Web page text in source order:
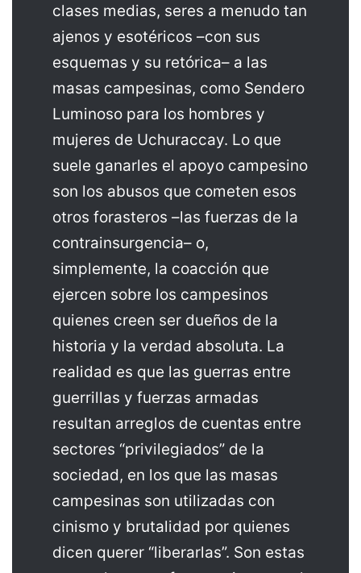
clases medias, seres a menudo tan
ajenos y esotéricos –con sus
esquemas y su retórica– a las
masas campesinas, como Sendero
Luminoso para los hombres y
mujeres de Uchuraccay. Lo que
suele ganarles el apoyo campesino
son los abusos que cometen esos
otros forasteros –las fuerzas de la
contrainsurgencia– o,
simplemente, la coacción que
ejercen sobre los campesinos
quienes creen ser dueños de la
historia y la verdad absoluta. La
realidad es que las guerras entre
guerrillas y fuerzas armadas
resultan arreglos de cuentas entre
sectores “privilegiados” de la
sociedad, en los que las masas
campesinas son utilizadas con
cinismo y brutalidad por quienes
dicen querer “liberarlas”. Son estas